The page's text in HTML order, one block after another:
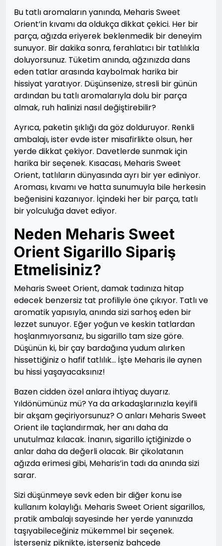
Bu tatlı aromaların yanında, Meharis Sweet
Orient’in kıvamı da oldukça dikkat çekici. Her bir
parça, ağızda eriyerek beklenmedik bir deneyim
sunuyor. Bir dakika sonra, ferahlatıcı bir tatlılıkla
doluyorsunuz. Tüketim anında, ağzınızda dans
eden tatlar arasında kaybolmak harika bir
hissiyat yaratıyor. Düşünsenize, stresli bir günün
ardından bu tatlı aromalarıyla dolu bir parça
almak, ruh halinizi nasıl değiştirebilir?
Ayrıca, paketin şıklığı da göz dolduruyor. Renkli
ambalajı, ister evde ister misafirlikte olsun, her
yerde dikkat çekiyor. Davetlerde sunmak için
harika bir seçenek. Kısacası, Meharis Sweet
Orient, tatlıların dünyasında ayrı bir yer ediniyor.
Aroması, kıvamı ve hatta sunumuyla bile herkesin
beğenisini kazanıyor. İçindeki her bir parça, tatlı
bir yolculuğa davet ediyor.
Neden Meharis Sweet
Orient Sigarillo Sipariş
Etmelisiniz?
Meharis Sweet Orient, damak tadınıza hitap
edecek benzersiz tat profiliyle öne çıkıyor. Tatlı ve
aromatik yapısıyla, anında sizi sarhoş eden bir
lezzet sunuyor. Eğer yoğun ve keskin tatlardan
hoşlanmıyorsanız, bu sigarillo tam size göre.
Düşünün ki, bir çay bardağına yudum alırken
hissettiğiniz o hafif tatlılık… İşte Meharis ile aynen
bu hissi yaşayacaksınız!
Bazen cidden özel anlara ihtiyaç duyarız.
Yıldönümünüz mü? Ya da arkadaşlarınızla keyifli
bir akşam geçiriyorsunuz? O anları Meharis Sweet
Orient ile taçlandırmak, her anı daha da
unutulmaz kılacak. İnanın, sigarillo içtiğinizde o
anlar daha da değerli olacak. Bir çikolatanın
ağızda erimesi gibi, Meharis’in tadı da anında sizi
sarar.
Sizi düşünmeye sevk eden bir diğer konu ise
kullanım kolaylığı. Meharis Sweet Orient sigarillos,
pratik ambalajı sayesinde her yerde yanınızda
taşıyabileceğiniz mükemmel bir seçenek.
İsterseniz piknikte, isterseniz bahçede